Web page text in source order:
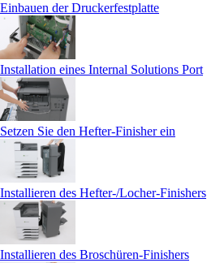
Einbauen der Druckerfestplatte
Installation eines Internal Solutions Port
Setzen Sie den Hefter-Finisher ein
Installieren des Hefter-/Locher-Finishers
Installieren des Broschüren-Finishers